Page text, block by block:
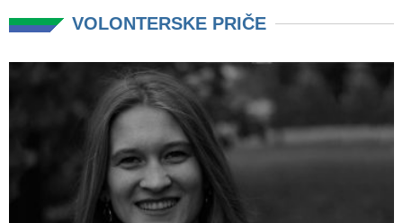
VOLONTERSKE PRIČE